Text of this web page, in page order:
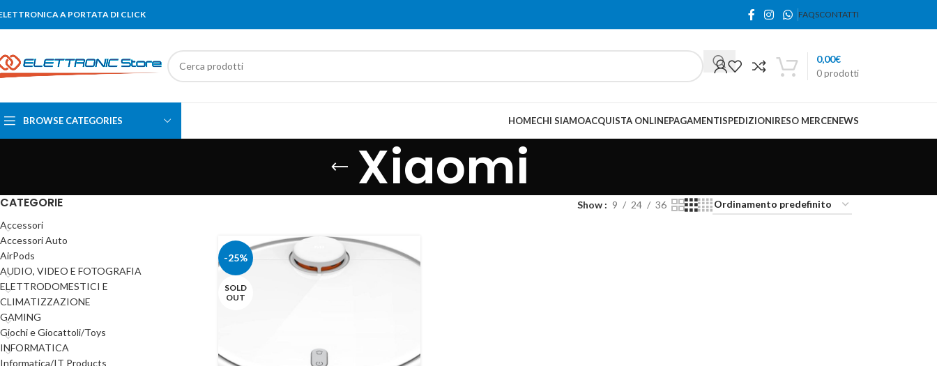
A PORTATA DI CLICK FAQSCONTATTI
0prodotti
0,00€
BROWSE CATEGORIES HOMECHI SIAMOACQUISTA ONLINEPAGAMENTISPEDIZIONIRESO MERCENEWS
Xiaomi
CATEGORIE
Accessori
Accessori Auto
AirPods
AUDIO, VIDEO E FOTOGRAFIA
ELETTRODOMESTICI E
CLIMATIZZAZIONE
GAMING
Giochi e Giocattoli/Toys
INFORMATICA
Informatica/IT Products
Show 9 24 36
-25%
SOLD
OUT